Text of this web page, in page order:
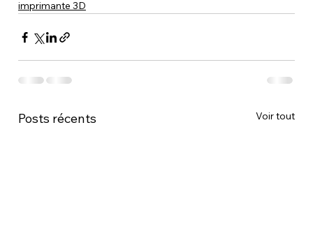
imprimante 3D
Posts récents Voir tout